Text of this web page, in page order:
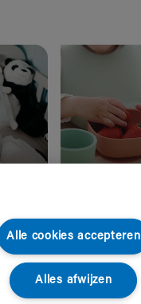
Alle cookies accepteren
Alles afwijzen